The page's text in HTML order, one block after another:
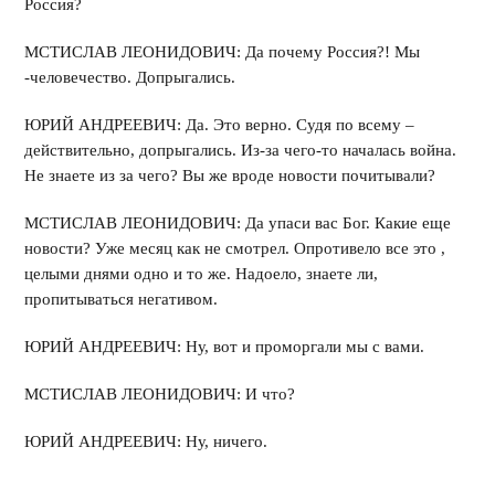
Россия?
МСТИСЛАВ ЛЕОНИДОВИЧ: Да почему Россия?! Мы
-человечество. Допрыгались.
ЮРИЙ АНДРЕЕВИЧ: Да. Это верно. Судя по всему –
действительно, допрыгались. Из-за чего-то началась война.
Не знаете из за чего? Вы же вроде новости почитывали?
МСТИСЛАВ ЛЕОНИДОВИЧ: Да упаси вас Бог. Какие еще
новости? Уже месяц как не смотрел. Опротивело все это ,
целыми днями одно и то же. Надоело, знаете ли,
пропитываться негативом.
ЮРИЙ АНДРЕЕВИЧ: Ну, вот и проморгали мы с вами.
МСТИСЛАВ ЛЕОНИДОВИЧ: И что?
ЮРИЙ АНДРЕЕВИЧ: Ну, ничего.